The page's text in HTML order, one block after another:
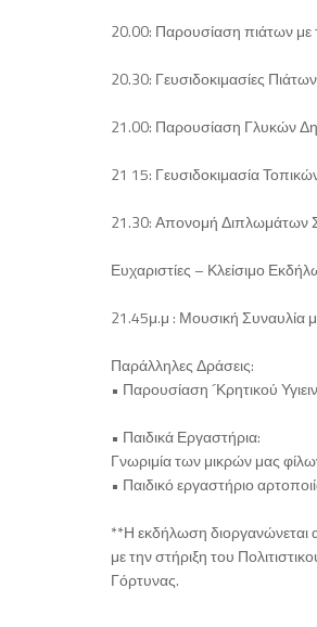
20.00: Παρουσίαση πιάτων με
20.30: Γευσιδοκιμασίες Πιάτων
21.00: Παρουσίαση Γλυκών
21 15: Γευσιδοκιμασία
21.30: Απονομή Διπλωμάτων
Ευχαριστίες – Κλείσιμο
21.45μ.μ : Μουσική Συναυλία
Παράλληλες Δράσεις:
• Παρουσίαση ´Κρητικού
• Παιδικά Εργαστήρια:
Γνωριμία των μικρών μας
• Παιδικό εργαστήριο
**Η εκδήλωση
με την στήριξη του
Γόρτυνας.